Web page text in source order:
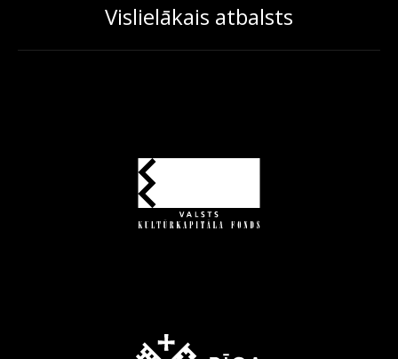
Vislielākais atbalsts